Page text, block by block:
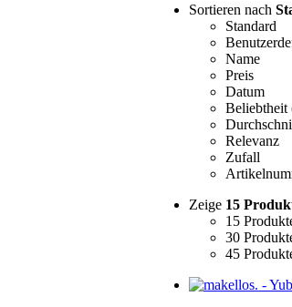
Sortieren nach
Standard
Name
Preis
Datum
Beliebtheit
Relevanz
Zufall
Zeige 15
15
30
45